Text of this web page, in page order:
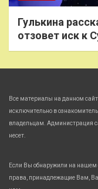
Гулькина
отзовет иск к
Все материалы на данном
исключительно в
владельцам. Администрация
несет.
Если Вы обнаружили на
права, принадлежащие Вам,